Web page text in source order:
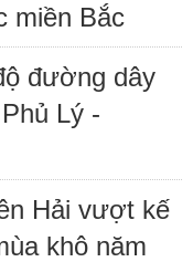
miền Bắc
đường dây
Lý -
Hải vượt kế
khô năm